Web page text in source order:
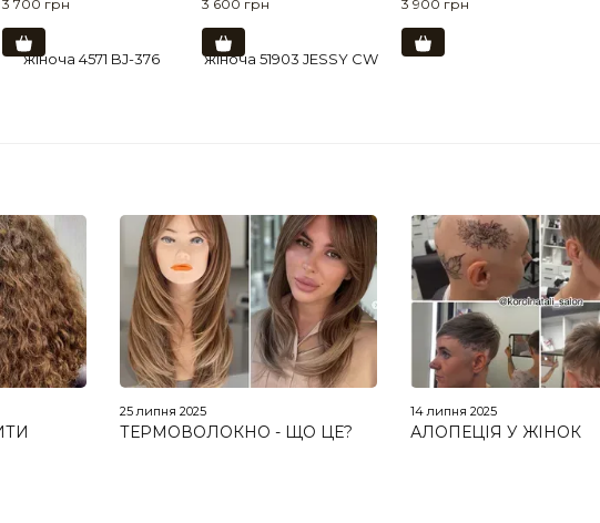
3 700 грн
3 600 грн
3 900 грн
25 липня 2025
ТЕРМОВОЛОКНО - ЩО ЦЕ?
14 липня 2025
АЛОПЕЦІЯ У ЖІНОК